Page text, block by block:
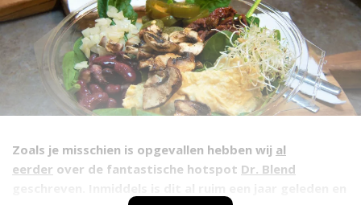
Zoals je misschien is opgevallen hebben wij al
eerder over de fantastische hotspot Dr. Blend